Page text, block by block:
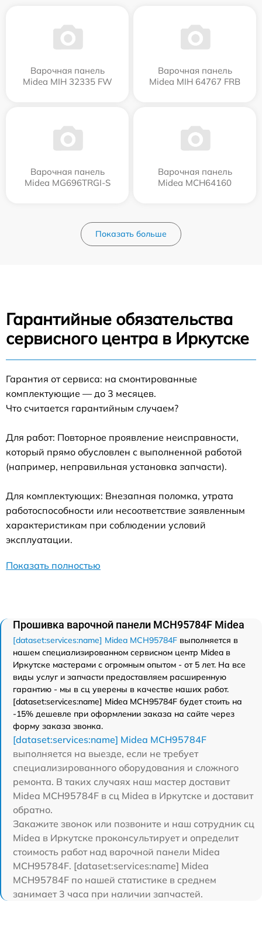
Варочная панель
Midea MIH 32335 FW
Варочная панель
Midea MIH 64767 FRB
Варочная панель
Midea MG696TRGI-S
Варочная панель
Midea MCH64160
Показать больше
Гарантийные обязательства
сервисного центра в Иркутске
Гарантия от сервиса: на смонтированные
комплектующие — до 3 месяцев.
Что считается гарантийным случаем?
Для работ: Повторное проявление неисправности,
который прямо обусловлен с выполненной работой
(например, неправильная установка запчасти).
Для комплектующих: Внезапная поломка, утрата
работоспособности или несоответствие заявленным
характеристикам при соблюдении условий
эксплуатации.
Показать полностью
Прошивка варочной панели MCH95784F Midea
[dataset:services:name] Midea MCH95784F выполняется в
нашем специализированном сервисном центр Midea в
Иркутске мастерами с огромным опытом - от 5 лет. На все
виды услуг и запчасти предоставляем расширенную
гарантию - мы в сц уверены в качестве наших работ.
[dataset:services:name] Midea MCH95784F будет стоить на
-15% дешевле при оформлении заказа на сайте через
форму заказа звонка.
[dataset:services:name] Midea MCH95784F
выполняется на выезде, если не требует
специализированного оборудования и сложного
ремонта. В таких случаях наш мастер доставит
Midea MCH95784F в сц Midea в Иркутске и доставит
обратно.
Закажите звонок или позвоните и наш сотрудник сц
Midea в Иркутске проконсультирует и определит
стоимость работ над варочной панели Midea
MCH95784F. [dataset:services:name] Midea
MCH95784F по нашей статистике в среднем
занимает 3 часа при наличии запчастей.